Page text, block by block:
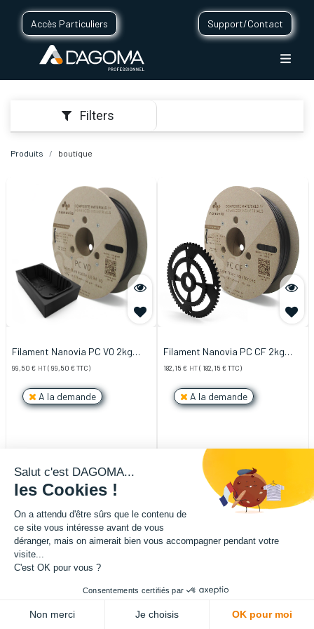
Accès Particuliers Support/Contact
Filters
Produits boutique
Filament Nanovia PC V0 2kg
1.75mm Noir
99,50 € HT( 99,50 €TTC)
A la demande
Filament Nanovia PC CF 2kg
1.75mm Noir
182,15 € HT( 182,15 €TTC)
A la demande
Salut c'est DAGOMA...
les Cookies !
On a attendu d'être sûrs que le contenu de
ce site vous intéresse avant de vous
déranger, mais on aimerait bien vous accompagner pendant votre
visite...
C'est OK pour vous ?
Consentements certifiés par
Non merci Je choisis OK pour moi